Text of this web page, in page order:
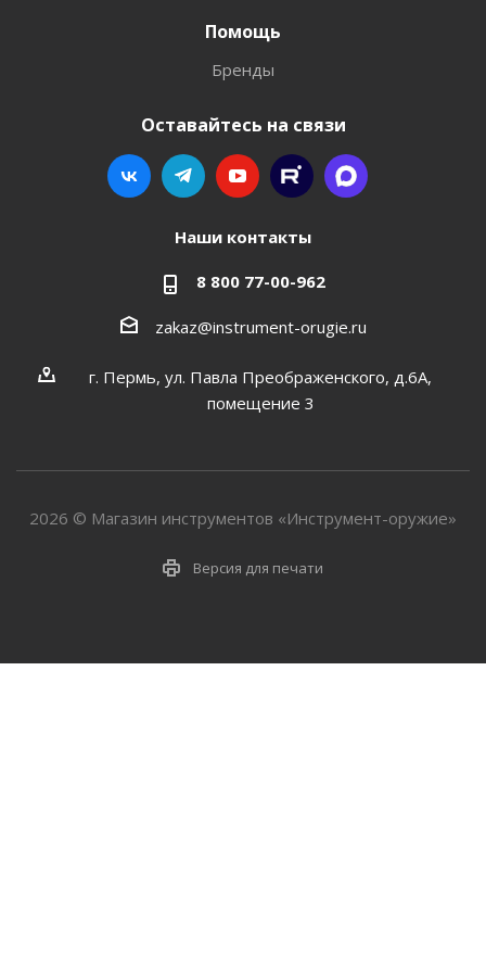
Помощь
Бренды
Оставайтесь на связи
Наши контакты
8 800 77-00-962
zakaz@instrument-orugie.ru
г. Пермь, ул. Павла Преображенского, д.6А,
помещение 3
2026 © Магазин инструментов «Инструмент-оружие»
Версия для печати